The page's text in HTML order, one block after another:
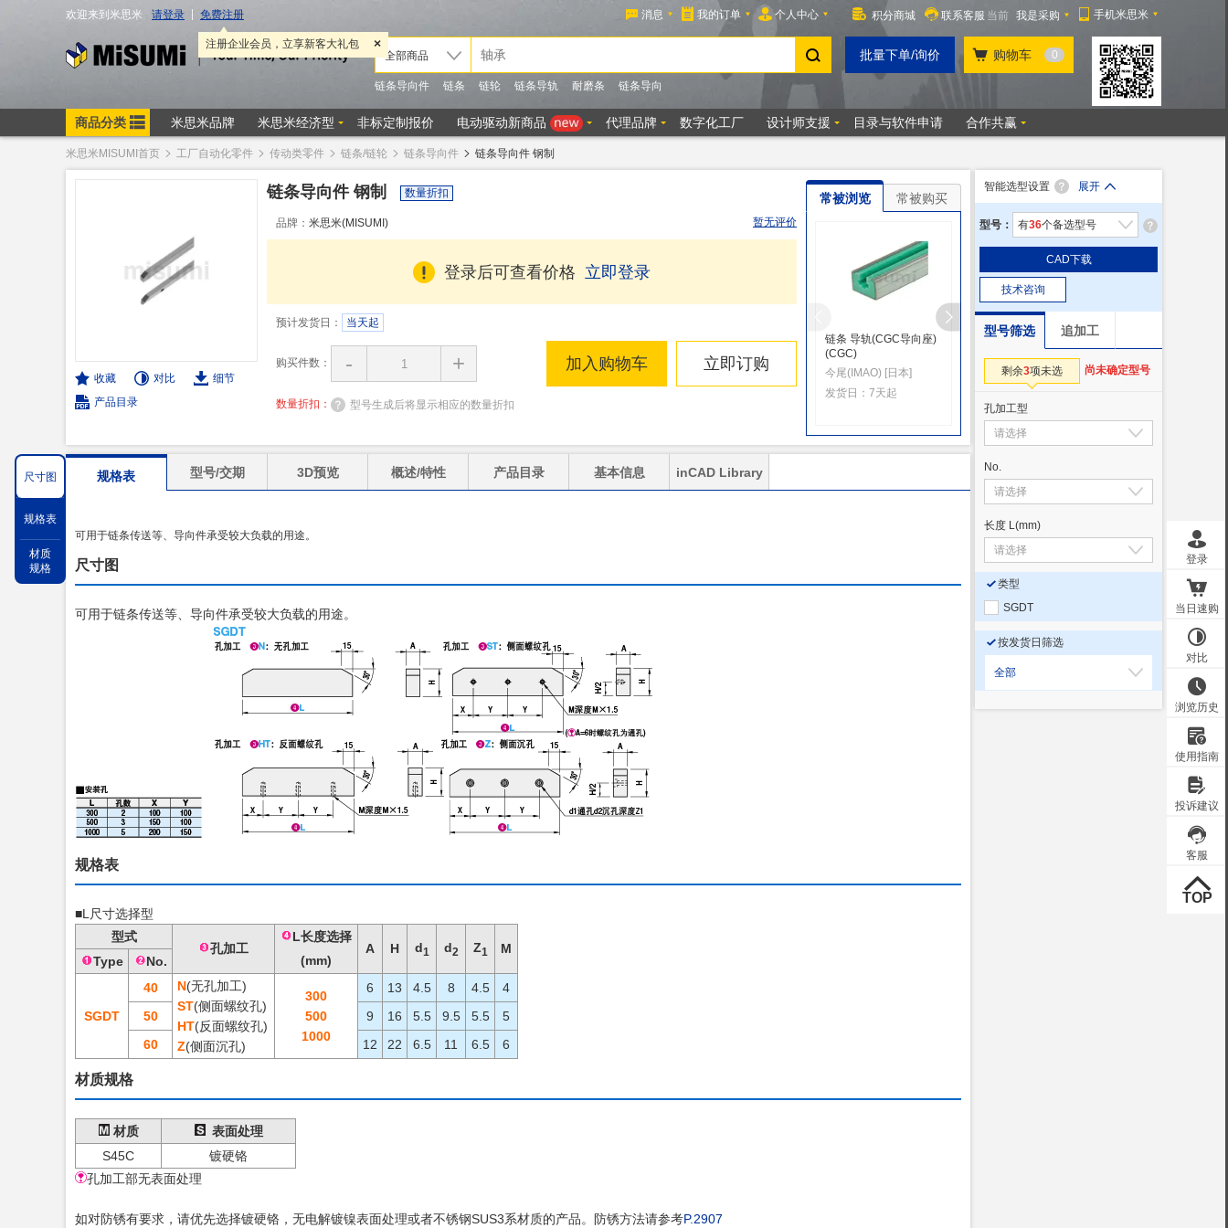
米思米MISUMI首页 工厂自动化零件 传动类零件 链条/链轮 链条导向件 链条导向件 钢制
收藏 对比
细节
产品目录
链条导向件 钢制 数量折扣
品牌： 米思米(MISUMI) 暂无评价
登录后可查看价格 立即登录
预计发货日： 当天起
购买件数： - +
数量折扣： 型号生成后将显示相应的数量折扣
加入购物车 立即订购
常被浏览 常被购买
链条 导轨(CGC导向座)
(CGC)
今尾(IMAO) [日本]
发货日：7天起
链条导向件 L尺寸选择
米思米(MISUMI)
发货日：7天起
型
米思米(MISUMI)
规格表 型号/交期 3D预览 概述/特性 产品目录 基本信息 inCAD Library
可用于链条传送等、导向件承受较大负载的用途。
尺寸图
可用于链条传送等、导向件承受较大负载的用途。
规格表
■L尺寸选择型
型式
孔加工
L长度选择
A
H d1 d2 Z1
M
Type
No. (mm)
SGDT
40 N(无孔加工)
ST(侧面螺纹孔)
HT(反面螺纹孔)
Z(侧面沉孔)
300
500
1000
6 13 4.5 8 4.5
4
50
9 16 5.5 9.5 5.5
5
60
12 22 6.5 11 6.5 6
材质规格
材质
表面处理
S45C
镀硬铬
孔加工部无表面处理
如对防锈有要求，请优先选择镀硬铬，无电解镀镍表面处理或者不锈钢SUS3系材质的产品。防锈方法请参考P.2907
尺寸图
规格表
材质
规格
智能选型设置 展开
型号： 有36个备选型号
CAD下载
技术咨询
型号筛选 追加工
剩余3项未选 尚未确定型号
孔加工型
No.
长度 L(mm)
类型
SGDT
按发货日筛选
全部